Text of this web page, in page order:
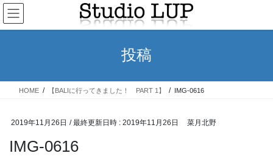
コ
ン
テ
ス
ナ
ビ
ゲ
ン
投稿
HOME 【BALIに行ってきました！ PART 1】 IMG-0616
2019年11月26日 / 最終更新日時 : 2019年11月26日 菜月北野
IMG-0616